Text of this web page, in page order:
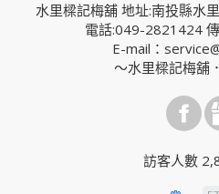
水里樑記梅舖 地址:南投縣水
電話:049-2821424
E-mail：
～水里樑記梅舖
訪客人數